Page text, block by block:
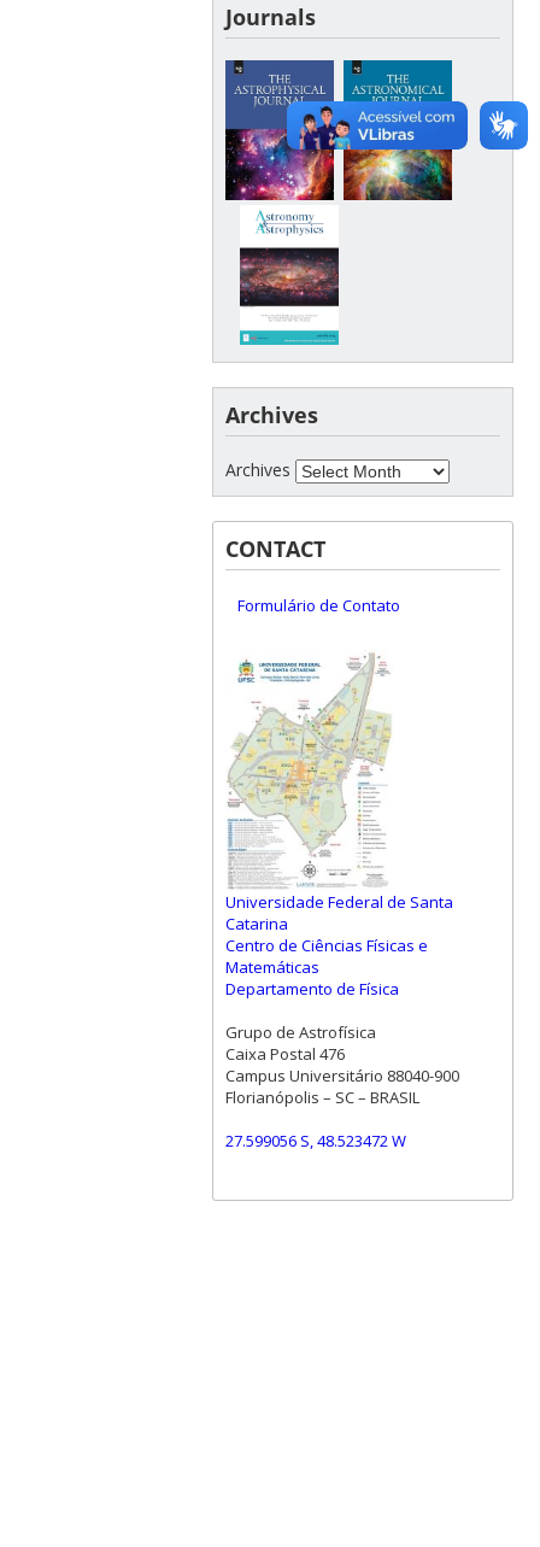
Journals
Archives
Archives
CONTACT
Formulário de Contato
Universidade Federal de Santa
Catarina
Centro de Ciências Físicas e
Matemáticas
Departamento de Física
Grupo de Astrofísica
Caixa Postal 476
Campus Universitário 88040-900
Florianópolis – SC – BRASIL
27.599056 S, 48.523472 W